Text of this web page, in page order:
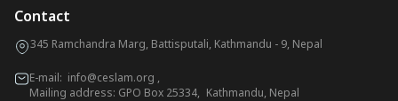
Contact
345 Ramchandra Marg, Battisputali, Kathmandu - 9, Nepal
E-mail: info@ceslam.org ,
Mailing address: GPO Box 25334, Kathmandu, Nepal